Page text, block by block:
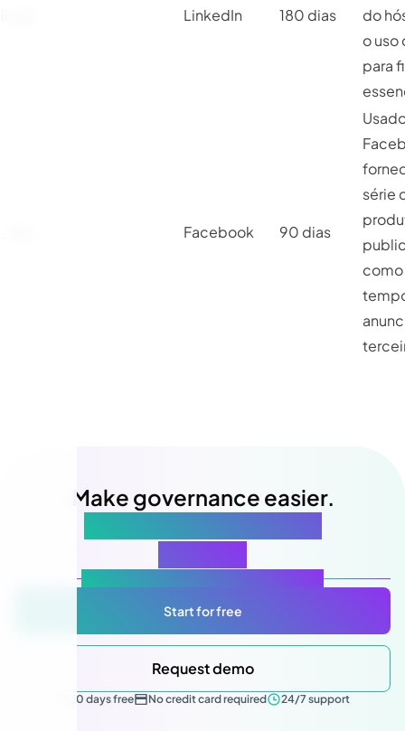
LinkedIn 180 dias
do
o uso
para
Facebook 90 dias
série
Make governance easier.
Start for free
Request demo
30 days free No credit card required 24/7 support